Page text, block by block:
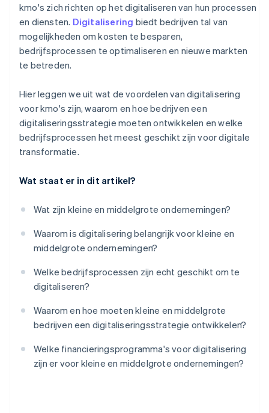
kmo's zich richten op het digitaliseren van hun processen
en diensten. Digitalisering biedt bedrijven tal van
mogelijkheden om kosten te besparen,
bedrijfsprocessen te optimaliseren en nieuwe markten
te betreden.
Hier leggen we uit wat de voordelen van digitalisering
voor kmo's zijn, waarom en hoe bedrijven een
digitaliseringsstrategie moeten ontwikkelen en welke
bedrijfsprocessen het meest geschikt zijn voor digitale
transformatie.
Wat staat er in dit artikel?
Wat zijn kleine en middelgrote ondernemingen?
Waarom is digitalisering belangrijk voor kleine en
middelgrote ondernemingen?
Welke bedrijfsprocessen zijn echt geschikt om te
digitaliseren?
Waarom en hoe moeten kleine en middelgrote
bedrijven een digitaliseringsstrategie ontwikkelen?
Welke financieringsprogramma's voor digitalisering
zijn er voor kleine en middelgrote ondernemingen?